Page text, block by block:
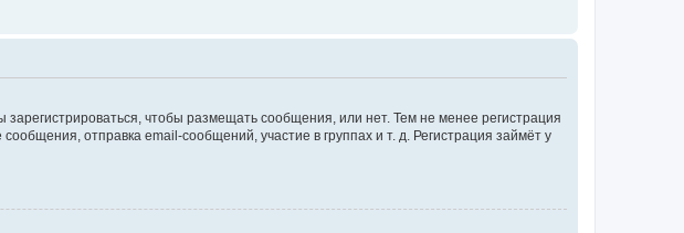
чтобы размещать сообщения, или нет. Тем не менее регистрация
отправка email-сообщений, участие в группах и т. д. Регистрация займёт у